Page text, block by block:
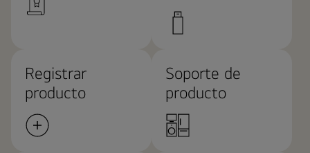
Registrar
producto
Soporte de
producto